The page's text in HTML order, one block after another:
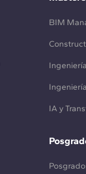
BIM
IA y